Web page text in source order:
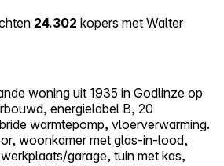
24.302 kopers met Walter
woning uit 1935 in Godlinze op
energielabel B, 20
warmtepomp, vloerverwarming.
woonkamer met glas-in-lood,
garage, tuin met kas,